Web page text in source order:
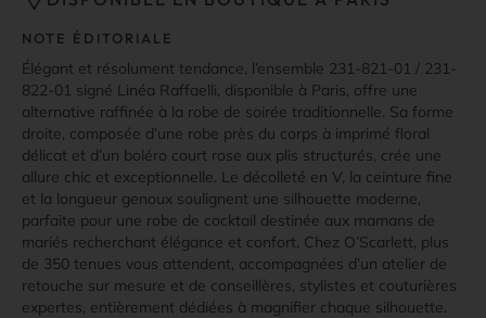
NOTE ÉDITORIALE
Élégant et résolument tendance, l’ensemble 231-821-01 / 231-
822-01 signé Linéa Raffaelli, disponible à Paris, offre une
alternative raffinée à la robe de soirée traditionnelle. Sa forme
droite, composée d’une robe près du corps à imprimé floral
délicat et d’un boléro court rose aux plis structurés, crée une
allure chic et exceptionnelle. Le décolleté en V, la ceinture fine
et la longueur genoux soulignent une silhouette moderne,
parfaite pour une robe de cocktail destinée aux mamans de
mariés recherchant élégance et confort. Chez O’Scarlett, plus
de 350 tenues vous attendent, accompagnées d’un atelier de
retouche sur mesure et de conseillères, stylistes et couturières
expertes, entièrement dédiées à magnifier chaque silhouette.